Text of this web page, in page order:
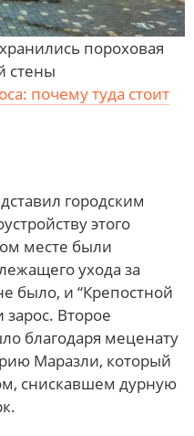
пороховая
стены
почему туда стоит
городским
этого
месте были
ухода за
было, и “Крепостной
зарос. Второе
благодаря меценату
Маразли, который
снискавшем дурную